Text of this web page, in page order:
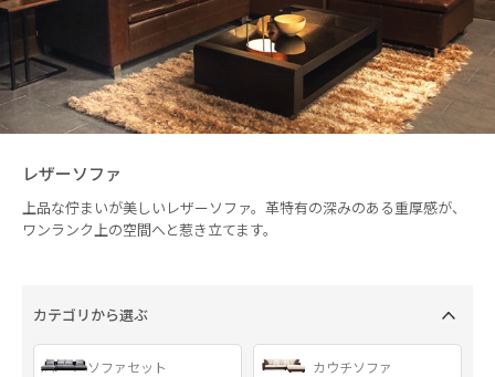
レザーソファ
上品な佇まいが美しいレザーソファ。革特有の深みのある重厚感が、
ワンランク上の空間へと惹き立てます。
カテゴリから選ぶ
ソファセット カウチソファ